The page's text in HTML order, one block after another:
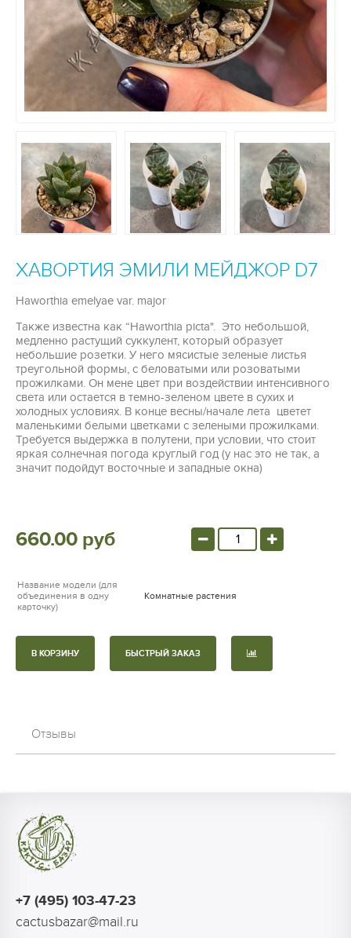
ХАВОРТИЯ ЭМИЛИ МЕЙДЖОР D7
Haworthia emelyae var. major
Также известна как “Haworthia picta". Это небольшой,
медленно растущий суккулент, который образует
небольшие розетки. У него мясистые зеленые листья
треугольной формы, с беловатыми или розоватыми
прожилками. Он мене цвет при воздействии интенсивного
света или остается в темно-зеленом цвете в сухих и
холодных условиях. В конце весны/начале лета цветет
маленькими белыми цветками с зелеными прожилками.
Требуется выдержка в полутени, при условии, что стоит
яркая солнечная погода круглый год (у нас это не так, а
значит подойдут восточные и западные окна)
660.00 руб
Название модели (для
объединения в одну
карточку)
Комнатные растения
В КОРЗИНУ БЫСТРЫЙ ЗАКАЗ
Отзывы
+7 (495) 103-47-23
cactusbazar@mail.ru